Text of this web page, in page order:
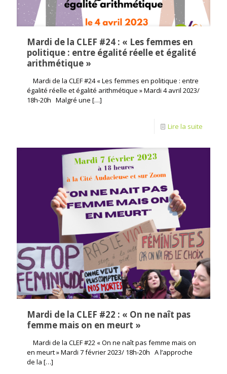
Mardi de la CLEF #24 : « Les femmes en
politique : entre égalité réelle et égalité
arithmétique »
Mardi de la CLEF #24 « Les femmes en politique : entre
égalité réelle et égalité arithmétique » Mardi 4 avril 2023/
18h-20h Malgré une […]
Lire la suite
Mardi de la CLEF #22 : « On ne naît pas
femme mais on en meurt »
Mardi de la CLEF #22 « On ne naît pas femme mais on
en meurt » Mardi 7 février 2023/ 18h-20h A l’approche
de la […]